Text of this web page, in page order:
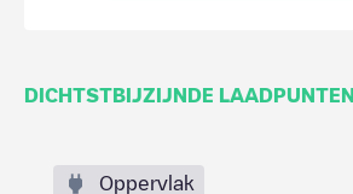
DICHTSTBIJZIJNDE LAADPUNTEN
Oppervlak